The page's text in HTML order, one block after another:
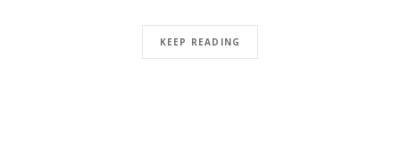
KEEP READING